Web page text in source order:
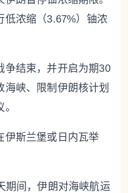
低浓缩（3.67%）铀浓
争结束，并开启为期30
峡、限制伊朗核计划
伊斯兰堡或日内瓦举
期间，伊朗对海峡航运